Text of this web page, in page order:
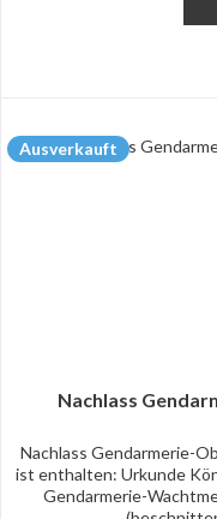
Ausverkauft
Nachlass
Nachlass Gendarmerie-
ist enthalten: Urkunde
Gendarmerie-